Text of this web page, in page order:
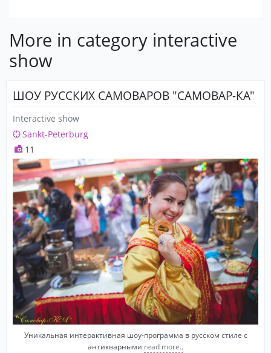
More in category interactive
show
ШОУ РУССКИХ САМОВАРОВ "САМОВАР-КА"
Interactive show
Sankt-Peterburg
11
Уникальная интерактивная шоу-программа в русском стиле с
антикварными read more..